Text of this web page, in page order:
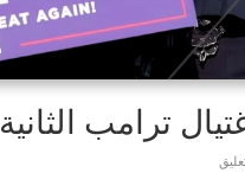
ترامب الثانية